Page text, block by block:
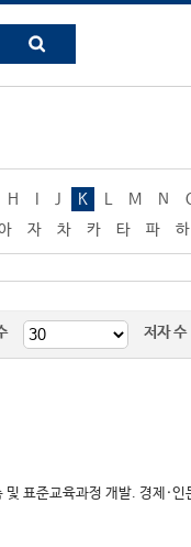
H J K M N
자 차 카 타 파
하
저자 수
표준교육과정 개발. 경제